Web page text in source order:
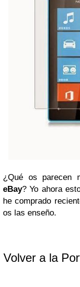
¿Qué os parecen
eBay? Yo ahora
he comprado
os las enseño.
Volver a la